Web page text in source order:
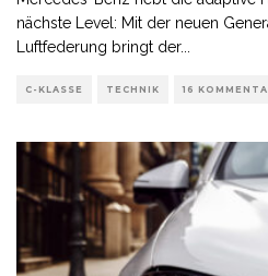
nächste Level: Mit der neuen
Luftfederung bringt der...
C-KLASSE TECHNIK 16